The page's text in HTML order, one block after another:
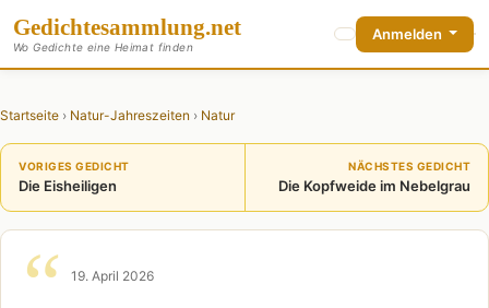
Gedichtesammlung.net
Wo Gedichte eine Heimat finden
Anmelden
Startseite › Natur-Jahreszeiten › Natur
VORIGES GEDICHT
Die Eisheiligen
NÄCHSTES GEDICHT
Die Kopfweide im Nebelgrau
19. April 2026